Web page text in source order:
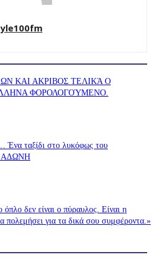
ΚΑΙ ΑΚΡΙΒΟΣ ΤΕΛΙΚΆ Ο
ΦΟΡΟΛΟΓΟΎΜΕΝΟ.
Ένα ταξίδι στο λυκόφως του
ΑΔΩΝΗ
όπλο δεν είναι ο πύραυλος. Είναι η
πολεμήσει για τα δικά σου συμφέροντα.»